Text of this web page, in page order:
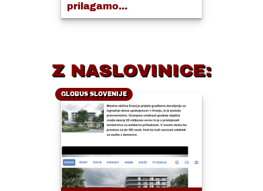
prilagamo...
Z NASLOVINICE:
GLOBUS SLOVENIJE